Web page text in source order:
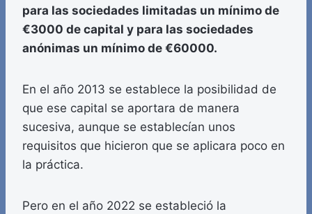
para las sociedades limitadas un mínimo de
€3000 de capital y para las sociedades
anónimas un mínimo de €60000.
En el año 2013 se establece la posibilidad de
que ese capital se aportara de manera
sucesiva, aunque se establecían unos
requisitos que hicieron que se aplicara poco en
la práctica.
Pero en el año 2022 se estableció la